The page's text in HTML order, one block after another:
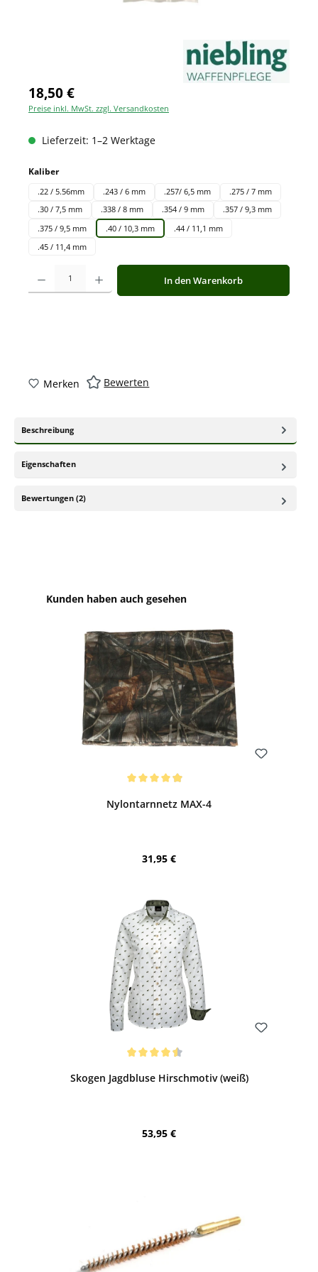
18,50 €
Preise inkl. MwSt. zzgl. Versandkosten
Lieferzeit: 1–2 Werktage
Kaliberauswählen
.22 / 5.56mm .243 / 6 mm .257/ 6,5 mm
.275 / 7 mm
.30 / 7,5 mm
.338 / 8 mm .354 / 9 mm
.357 / 9,3 mm
.375 / 9,5 mm
.40 / 10,3 mm
.44 / 11,1 mm
.45 / 11,4 mm
Produkt Anzahl: Gib den gewünschten Wert ein oder benutze die
In den Warenkorb
Merken Bewerten
Beschreibung
Eigenschaften
Bewertungen (2)
Produktgalerie überspringen
Kunden haben auch gesehen
Nylontarnnetz MAX-4
Regulärer Preis:
31,95 €
Skogen Jagdbluse Hirschmotiv (weiß)
Regulärer Preis:
53,95 €